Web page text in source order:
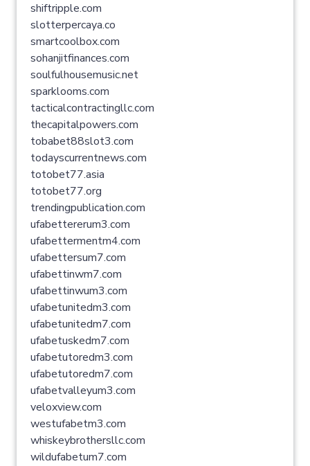
shiftripple.com
slotterpercaya.co
smartcoolbox.com
sohanjitfinances.com
soulfulhousemusic.net
sparklooms.com
tacticalcontractingllc.com
thecapitalpowers.com
tobabet88slot3.com
todayscurrentnews.com
totobet77.asia
totobet77.org
trendingpublication.com
ufabettererum3.com
ufabettermentm4.com
ufabettersum7.com
ufabettinwm7.com
ufabettinwum3.com
ufabetunitedm3.com
ufabetunitedm7.com
ufabetuskedm7.com
ufabetutoredm3.com
ufabetutoredm7.com
ufabetvalleyum3.com
veloxview.com
westufabetm3.com
whiskeybrothersllc.com
wildufabetum7.com